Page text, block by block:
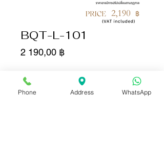
BQT-L-101
2 190,00 ฿Цена
Количество
Phone Address WhatsApp